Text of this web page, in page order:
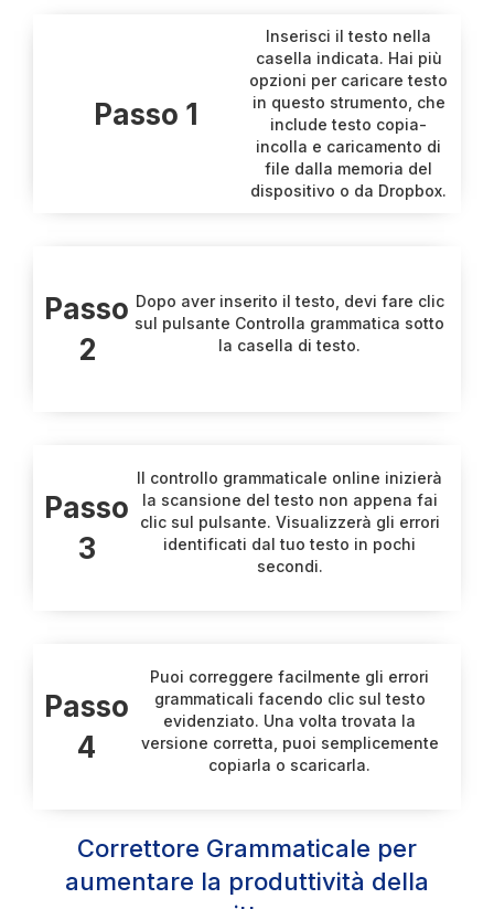
Passo 1
Inserisci il testo nella
casella indicata. Hai più
opzioni per caricare testo
in questo strumento, che
include testo copia-
incolla e caricamento di
file dalla memoria del
dispositivo o da Dropbox.
Passo
2
Dopo aver inserito il testo, devi fare clic
sul pulsante Controlla grammatica sotto
la casella di testo.
Passo
3
Il controllo grammaticale online inizierà
la scansione del testo non appena fai
clic sul pulsante. Visualizzerà gli errori
identificati dal tuo testo in pochi
secondi.
Passo
4
Puoi correggere facilmente gli errori
grammaticali facendo clic sul testo
evidenziato. Una volta trovata la
versione corretta, puoi semplicemente
copiarla o scaricarla.
Correttore Grammaticale per
aumentare la produttività della